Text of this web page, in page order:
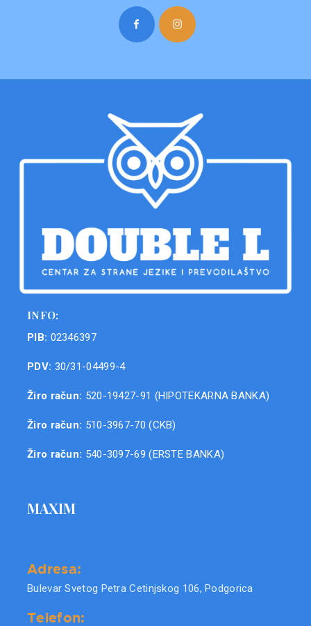
INFO:
PIB: 02346397
PDV: 30/31-04499-4
Žiro račun: 520-19427-91 (HIPOTEKARNA BANKA)
Žiro račun: 510-3967-70 (CKB)
Žiro račun: 540-3097-69 (ERSTE BANKA)
MAXIM
Adresa:
Bulevar Svetog Petra Cetinjskog 106, Podgorica
Telefon: